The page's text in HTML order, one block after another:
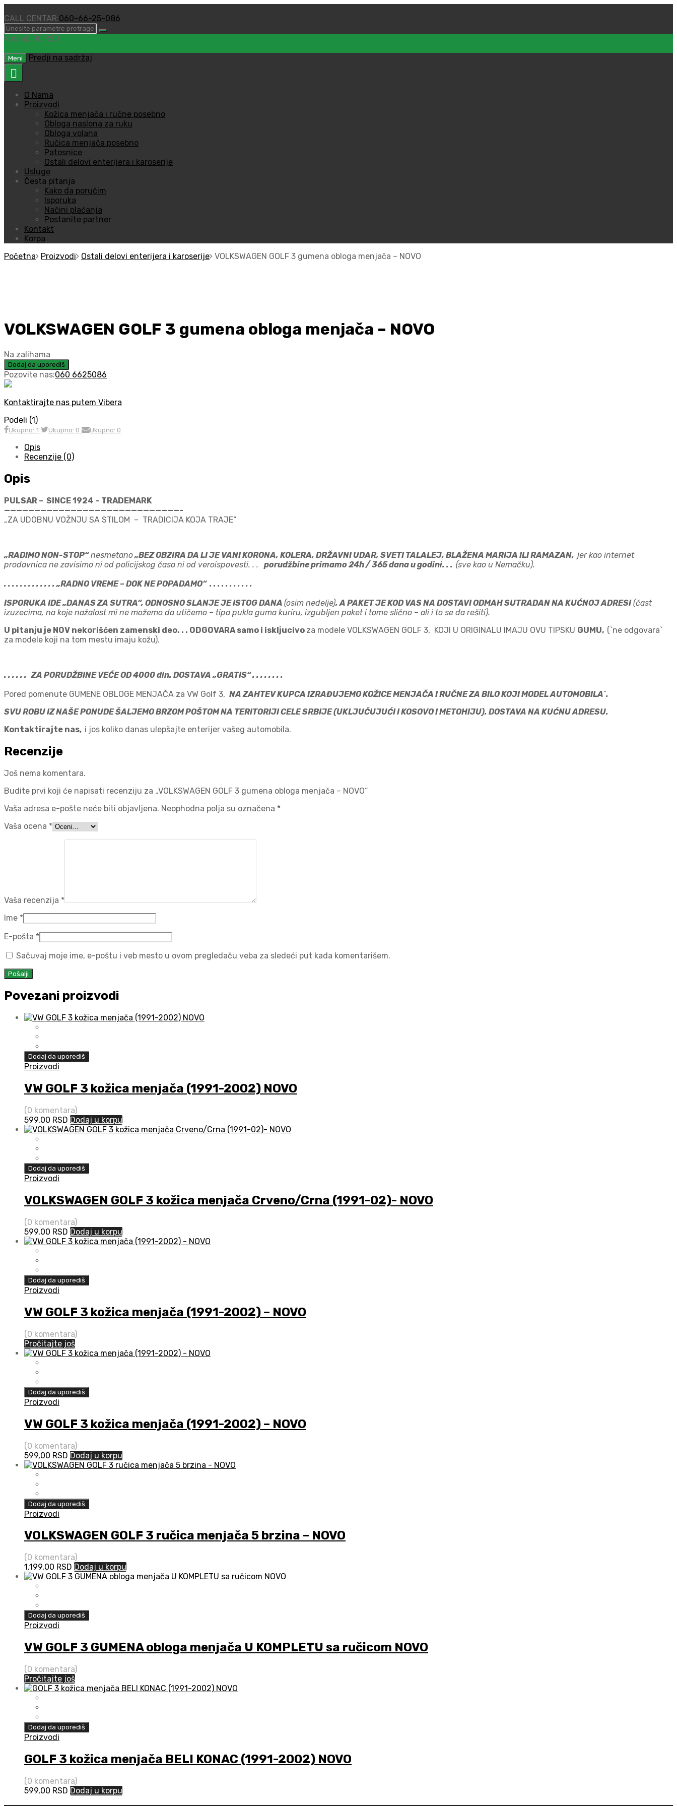
CALL CENTAR:060-66-25-086
Korpa0,00 RSD
Meni Predji na sadržaj
O Nama
Proizvodi
Kožica menjača i ručne posebno
Obloga naslona za ruku
Obloga volana
Ručica menjača posebno
Patosnice
Ostali delovi enterijera i karoserije
Usluge
Česta pitanja
Kako da poručim
Isporuka
Načini plaćanja
Postanite partner
Kontakt
Korpa
Početna
Proizvodi Ostali delovi enterijera i karoserije VOLKSWAGEN GOLF 3 gumena obloga menjača – NOVO
VOLKSWAGEN GOLF 3 gumena obloga menjača – NOVO
Na zalihama
Dodaj da uporediš
Pozovite nas:060 6625086
Kontaktirajte nas putem Vibera
Podeli (1)
Ukupno: 1 Ukupno: 0 Ukupno: 0
Opis
Recenzije (0)
Opis
PULSAR – SINCE 1924 – TRADEMARK
—————————————————————————————-
„ZA UDOBNU VOŽNJU SA STILOM – TRADICIJA KOJA TRAJE“
„RADIMO NON-STOP“nesmetano„BEZ OBZIRA DA LI JE VANI KORONA, KOLERA, DRŽAVNI UDAR, SVETI TALALEJ, BLAŽENA MARIJA ILI RAMAZAN, jer kao internet
prodavnica ne zavisimo ni od policijskog časa ni od veroispovesti. . .
porudžbine primamo 24h / 365 dana u godini. . . (sve kao u Nemačku).
. . . . . . . . . . . . . „RADNO VREME – DOK NE POPADAMO“ . . . . . . . . . . .
ISPORUKA IDE „DANAS ZA SUTRA“, ODNOSNO SLANJE JE ISTOG DANA (osim nedelje), A PAKET JE KOD VAS NA DOSTAVI ODMAH SUTRADAN NA KUĆNOJ ADRESI(čast
izuzecima, na koje nažalost mi ne možemo da utičemo – tipa pukla guma kuriru, izgubljen paket i tome slično – ali i to se da rešiti).
U pitanju je NOV nekorišćen zamenski deo. . . ODGOVARA samo i iskljucivo za modele VOLKSWAGEN GOLF 3, KOJI U ORIGINALU IMAJU OVU TIPSKU GUMU, (`ne odgovara`
za modele koji na tom mestu imaju kožu).
. . . . . . ZA PORUDŽBINE VEĆE OD 4000 din. DOSTAVA „GRATIS“ . . . . . . . .
Pored pomenute GUMENE OBLOGE MENJAČA za VW Golf 3, NA ZAHTEV KUPCA IZRAĐUJEMO KOŽICE MENJAČA I RUČNE ZA BILO KOJI MODEL AUTOMOBILA`.
SVU ROBU IZ NAŠE PONUDE ŠALJEMO BRZOM POŠTOM NA TERITORIJI CELE SRBIJE (UKLJUČUJUĆI I KOSOVO I METOHIJU). DOSTAVA NA KUĆNU ADRESU.
Kontaktirajte nas, i jos koliko danas ulepšajte enterijer vašeg automobila.
Recenzije
Još nema komentara.
Budite prvi koji će napisati recenziju za „VOLKSWAGEN GOLF 3 gumena obloga menjača – NOVO“
Vaša adresa e-pošte neće biti objavljena. Neophodna polja su označena *
Vaša ocena *
Vaša recenzija *
Ime *
E-pošta *
Sačuvaj moje ime, e-poštu i veb mesto u ovom pregledaču veba za sledeći put kada komentarišem.
Povezani proizvodi
Dodaj da uporediš
Proizvodi
VW GOLF 3 kožica menjača (1991-2002) NOVO
(0 komentara)
599,00 RSD Dodaj u korpu
Dodaj da uporediš
Proizvodi
VOLKSWAGEN GOLF 3 kožica menjača Crveno/Crna (1991-02)- NOVO
(0 komentara)
599,00 RSD Dodaj u korpu
Dodaj da uporediš
Proizvodi
VW GOLF 3 kožica menjača (1991-2002) – NOVO
(0 komentara)
Pročitajte još
Dodaj da uporediš
Proizvodi
VW GOLF 3 kožica menjača (1991-2002) – NOVO
(0 komentara)
599,00 RSD Dodaj u korpu
Dodaj da uporediš
Proizvodi
VOLKSWAGEN GOLF 3 ručica menjača 5 brzina – NOVO
(0 komentara)
1.199,00 RSD Dodaj u korpu
Dodaj da uporediš
Proizvodi
VW GOLF 3 GUMENA obloga menjača U KOMPLETU sa ručicom NOVO
(0 komentara)
Pročitajte još
Dodaj da uporediš
Proizvodi
GOLF 3 kožica menjača BELI KONAC (1991-2002) NOVO
(0 komentara)
599,00 RSD Dodaj u korpu